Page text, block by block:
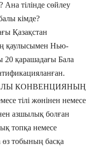
тілінде сөйлеу
кімде?
Қазақстан
қаулысымен Нью-
қарашадағы Бала
КОНВЕНЦИЯНЫҢ
тілі жөнінен немесе
азшылық болған
топқа немесе
өз тобының басқа